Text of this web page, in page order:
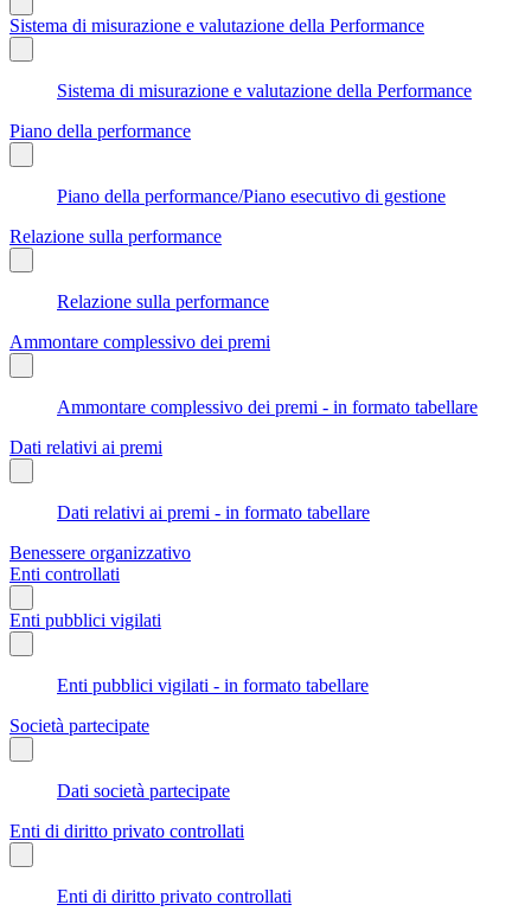
Sistema di misurazione e valutazione della Performance
Sistema di misurazione e valutazione della Performance
Piano della performance
Piano della performance/Piano esecutivo di gestione
Relazione sulla performance
Relazione sulla performance
Ammontare complessivo dei premi
Ammontare complessivo dei premi - in formato tabellare
Dati relativi ai premi
Dati relativi ai premi - in formato tabellare
Benessere organizzativo
Enti controllati
Enti pubblici vigilati
Enti pubblici vigilati - in formato tabellare
Società partecipate
Dati società partecipate
Enti di diritto privato controllati
Enti di diritto privato controllati